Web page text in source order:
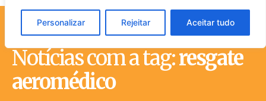
Personalizar Rejeitar Aceitar tudo
Notícias com a tag:resgate
aeromédico